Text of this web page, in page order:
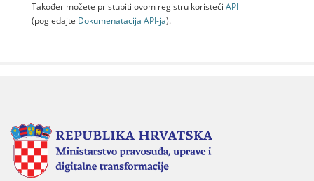
Također možete pristupiti ovom registru koristeći API
(pogledajte Dokumenаtаcijа API-jа).